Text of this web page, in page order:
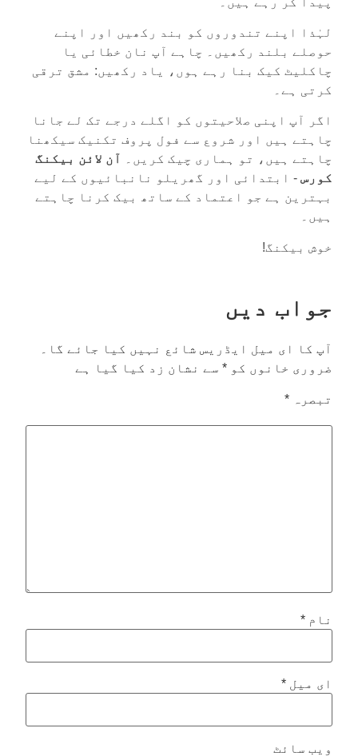
لہٰذا اپنے تندوروں کو بند رکھیں اور اپنے
حوصلے بلند رکھیں۔ چاہے آپ نان خطائی یا
چاکلیٹ کیک بنا رہے ہوں، یاد رکھیں: مشق ترقی
کرتی ہے۔
اگر آپ اپنی صلاحیتوں کو اگلے درجے تک لے جانا
چاہتے ہیں اور شروع سے فول پروف تکنیک سیکھنا
چاہتے ہیں، تو ہماری چیک کریں۔ آن لائن بیکنگ
کورس - ابتدائی اور گھریلو نانبائیوں کے لیے
بہترین ہے جو اعتماد کے ساتھ بیک کرنا چاہتے
ہیں۔
خوش بیکنگ!
جواب دیں
آپ کا ای میل ایڈریس شائع نہیں کیا جائے گا۔
ضروری خانوں کو * سے نشان زد کیا گیا ہے
تبصرہ *
نام *
ای میل *
ویب‌ سائٹ